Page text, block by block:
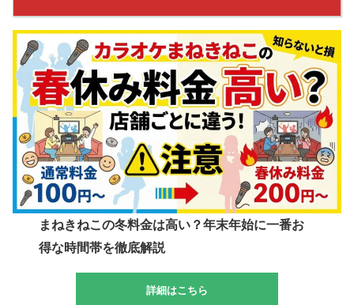
まねきねこの冬料金は高い？年末年始に一番お
得な時間帯を徹底解説
詳細はこちら